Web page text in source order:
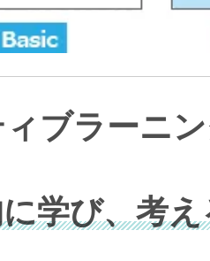
ブラーニ
学び、考